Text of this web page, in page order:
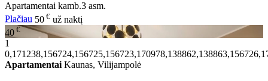
Apartamentai kamb.3 asm.
Plačiau 50 € už naktį
40 €
1
Apartamentai Kaunas, Vilijampolė